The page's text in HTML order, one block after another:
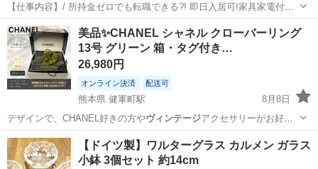
【仕事内容】/ 所持金ゼロでも転職できる?! 即日入居可!家具家電付き
の寮・社宅あり! 引っ越しや上京の費用は”すべて”負担します 必ず面
接!電話面接もOK! 魅力ポイント 家具家電付きの寮・社宅を完備 無資
格・未経験OK! 年齢...
アルバイト・パート
美品✨CHANEL シャネル クローバーリング
13号 グリーン 箱・タグ付き…
26,980円
オンライン決済 配送可
熊本県 健軍町駅
8月8日
デザインで、CHANEL好きの方やヴィンテージアクセサリーがお好き
な方にもおすす…
熊本 健軍町駅 アクセサリー
【ドイツ製】ワルターグラス カルメン ガラス
小鉢 3個セット 約14cm